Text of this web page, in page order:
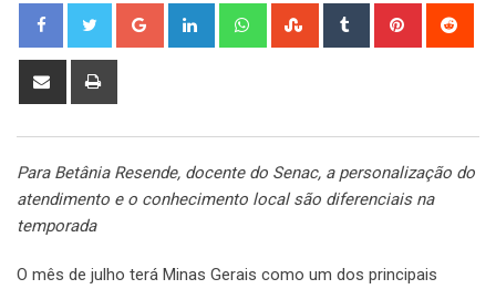
Google+ LinkedIn WhatsappStumbleUpon
Tumblr Pinterest
Share
Para Betânia Resende, docente do Senac, a personalização do
atendimento e o conhecimento local são diferenciais na
temporada
O mês de julho terá Minas Gerais como um dos principais